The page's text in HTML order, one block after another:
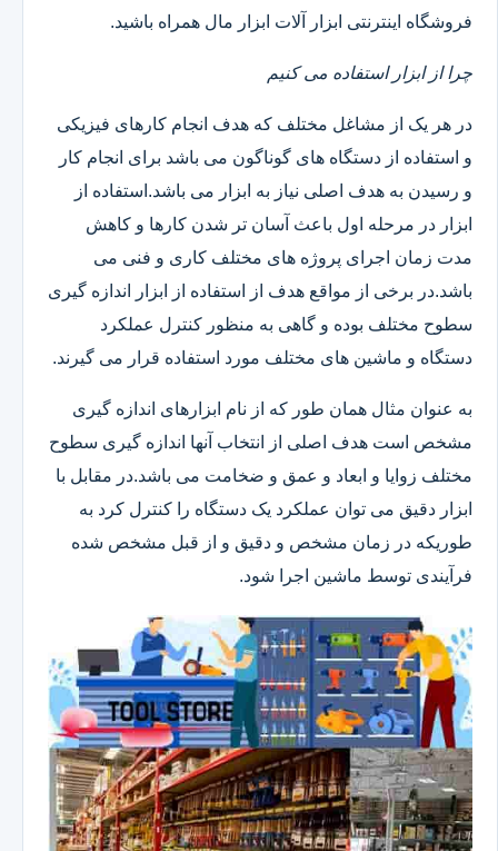
فروشگاه اینترنتی ابزار آلات ابزار مال همراه باشید.
چرا از ابزار استفاده می کنیم
در هر یک از مشاغل مختلف که هدف انجام کارهای فیزیکی
و استفاده از دستگاه های گوناگون می باشد برای انجام کار
و رسیدن به هدف اصلی نیاز به ابزار می باشد.استفاده از
ابزار در مرحله اول باعث آسان تر شدن کارها و کاهش
مدت زمان اجرای پروژه های مختلف کاری و فنی می
باشد.در برخی از مواقع هدف از استفاده از ابزار اندازه گیری
سطوح مختلف بوده و گاهی به منظور کنترل عملکرد
دستگاه و ماشین های مختلف مورد استفاده قرار می گیرند.
به عنوان مثال همان طور که از نام ابزارهای اندازه گیری
مشخص است هدف اصلی از انتخاب آنها اندازه گیری سطوح
مختلف زوایا و ابعاد و عمق و ضخامت می باشد.در مقابل با
ابزار دقیق می توان عملکرد یک دستگاه را کنترل کرد به
طوریکه در زمان مشخص و دقیق و از قبل مشخص شده
فرآیندی توسط ماشین اجرا شود.